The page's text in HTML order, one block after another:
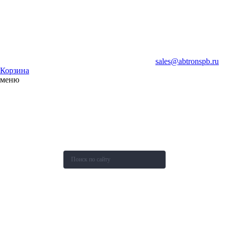
sales@abtronspb.ru
Корзина
меню